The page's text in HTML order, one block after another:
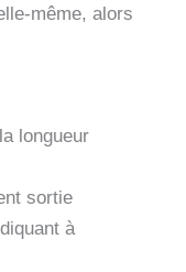
même, alors
longueur
sortie
à